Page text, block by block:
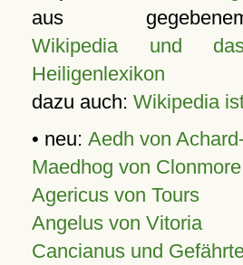
aus
Wikipedia und
Heiligenlexikon
dazu auch: Wikipedia
• neu: Aedh von
Maedhog von Clonmore
Agericus von Tours
Angelus von Vitoria
Cancianus und